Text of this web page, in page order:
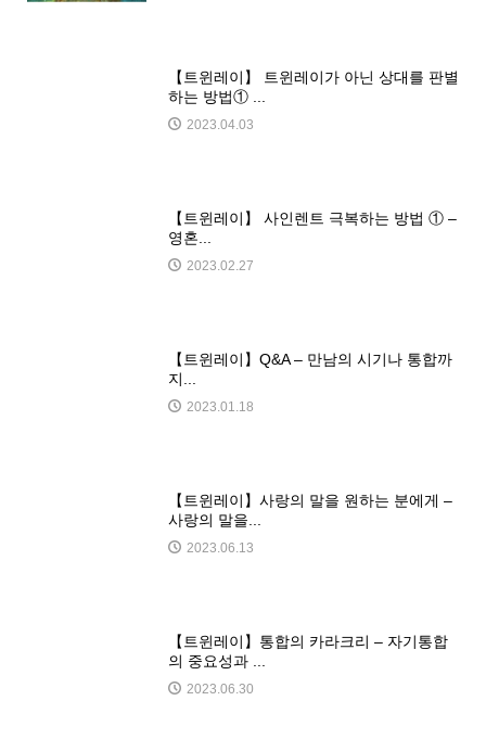
【트윈레이】 트윈레이가 아닌 상대를 판별
하는 방법① ...
2023.04.03
【트윈레이】 사인렌트 극복하는 방법 ① –
영혼...
2023.02.27
【트윈레이】Q&A – 만남의 시기나 통합까
지...
2023.01.18
【트윈레이】사랑의 말을 원하는 분에게 –
사랑의 말을...
2023.06.13
【트윈레이】통합의 카라크리 – 자기통합
의 중요성과 ...
2023.06.30